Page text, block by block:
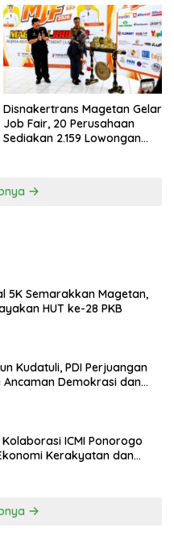
Disnakertrans Magetan Gelar
Job Fair, 20 Perusahaan
Sediakan 2.159 Lowongan
5K Semarakkan Magetan,
HUT ke-28 PKB
Kudatuli, PDI Perjuangan
Demokrasi dan
ICMI Ponorogo
Kerakyatan dan